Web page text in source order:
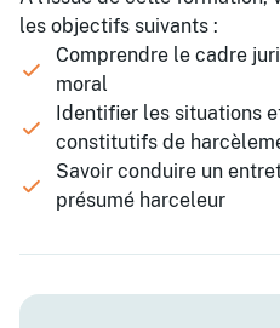
les objectifs suivants :
Comprendre le cadre
moral
Identifier les situations
constitutifs de
Savoir conduire un
présumé harceleur